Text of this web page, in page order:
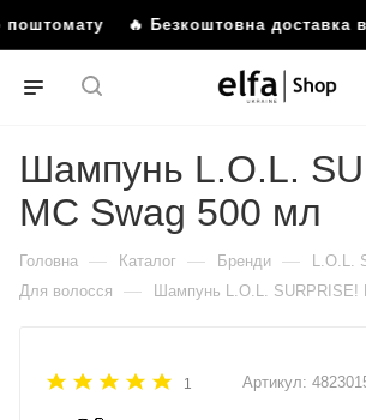
поштомату 🔥 Безкоштовна доставка
Шампунь L.O.L.
MC Swag 500 мл
Головна — Каталог — Бренди — L.O.L.
Для волосся — Шампунь L.O.L. SURPRISE!
1 Артикул: